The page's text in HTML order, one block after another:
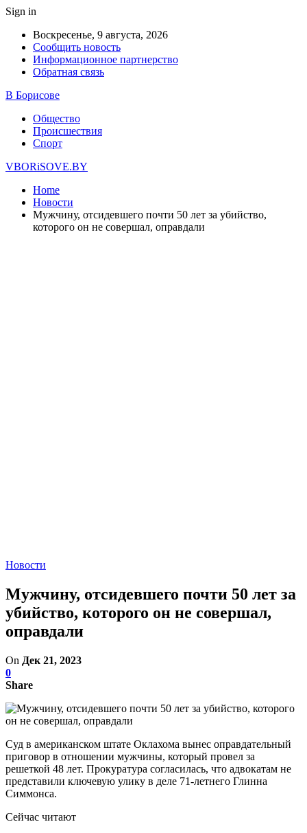
Sign in
Воскресенье, 9 августа, 2026
Сообщить новость
Информационное партнерство
Обратная связь
В Борисове
Общество
Происшествия
Спорт
VBORiSOVE.BY
Home
Новости
Мужчину, отсидевшего почти 50 лет за убийство,
которого он не совершал, оправдали
Новости
Мужчину, отсидевшего почти 50 лет за
убийство, которого он не совершал,
оправдали
On Дек 21, 2023
0
Share
Суд в американском штате Оклахома вынес оправдательный
приговор в отношении мужчины, который провел за
решеткой 48 лет. Прокуратура согласилась, что адвокатам не
представили ключевую улику в деле 71-летнего Глинна
Симмонса.
Сейчас читают